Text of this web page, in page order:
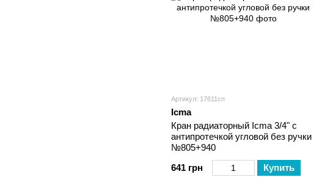
Артикул: 17611сп
Icma
Кран радиаторный Icma 3/4" с
антипротечкой угловой без ручки
№805+940
641 грн
Купить